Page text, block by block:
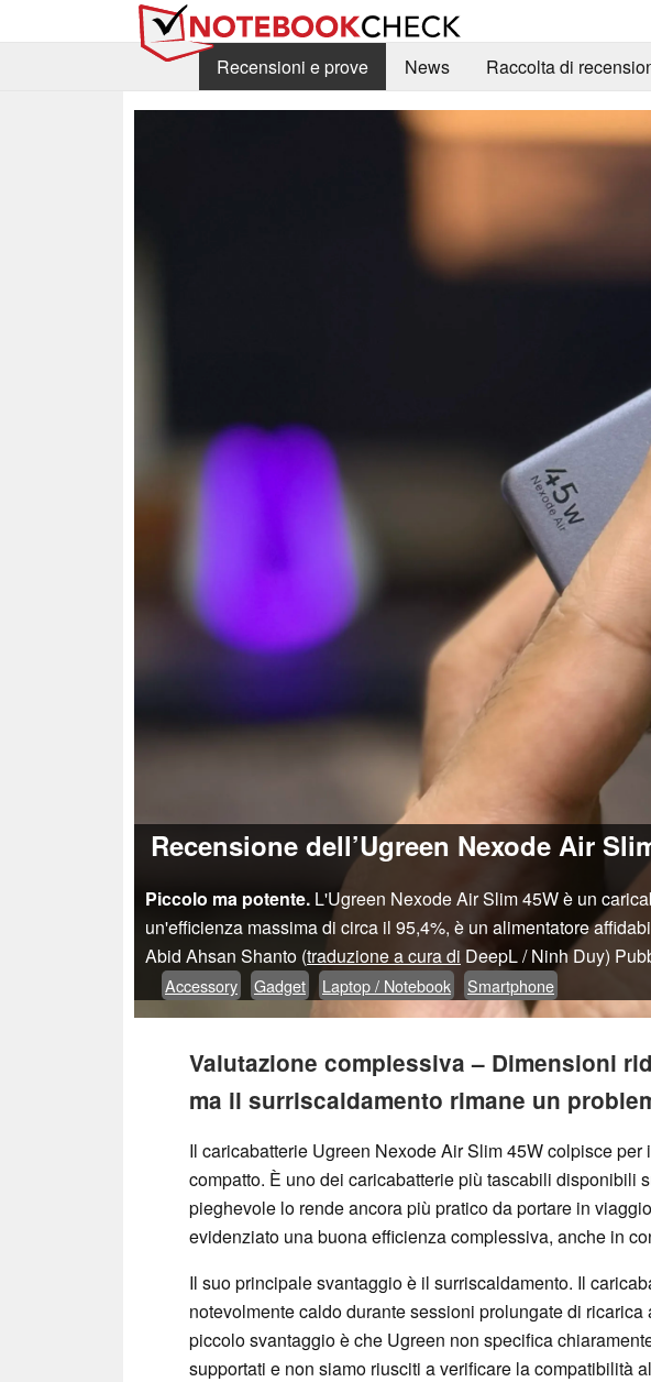
Recensioni e prove
News Raccolta di
Recensione dell’Ugreen Nexode Air
Piccolo ma potente. L'Ugreen Nexode Air Slim 45W è un
un'efficienza massima di circa il 95,4%, è un alimentatore
Abid Ahsan Shanto (traduzione a cura di DeepL / Ninh Duy)
Accessory Gadget Laptop / Notebook Smartphone
Valutazione complessiva – Dimensioni
ma il surriscaldamento rimane un
Il caricabatterie Ugreen Nexode Air Slim 45W colpisce
compatto. È uno dei caricabatterie più tascabili disponibili
pieghevole lo rende ancora più pratico da portare in
evidenziato una buona efficienza complessiva, anche in
Il suo principale svantaggio è il surriscaldamento. Il
notevolmente caldo durante sessioni prolungate di
piccolo svantaggio è che Ugreen non specifica
supportati e non siamo riusciti a verificare la compatibilità